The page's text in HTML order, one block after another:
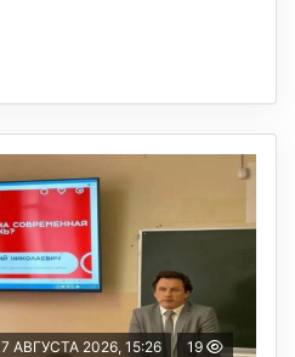
7 АВГУСТА 2026, 15:26 19